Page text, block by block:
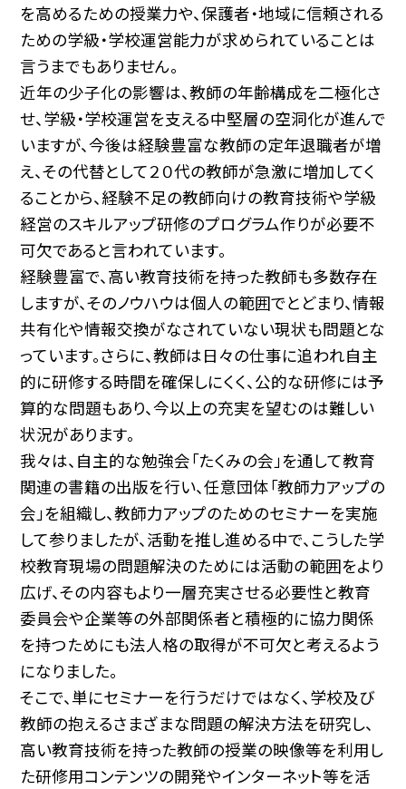
を高めるための授業力や、保護者・地域に信頼される
ための学級・学校運営能力が求められていることは
言うまでもありません。
近年の少子化の影響は、教師の年齢構成を二極化さ
せ、学級・学校運営を支える中堅層の空洞化が進んで
いますが、今後は経験豊富な教師の定年退職者が増
え、その代替として２０代の教師が急激に増加してく
ることから、経験不足の教師向けの教育技術や学級
経営のスキルアップ研修のプログラム作りが必要不
可欠であると言われています。
経験豊富で、高い教育技術を持った教師も多数存在
しますが、そのノウハウは個人の範囲でとどまり、情報
共有化や情報交換がなされていない現状も問題とな
っています。さらに、教師は日々の仕事に追われ自主
的に研修する時間を確保しにくく、公的な研修には予
算的な問題もあり、今以上の充実を望むのは難しい
状況があります。
我々は、自主的な勉強会「たくみの会」を通して教育
関連の書籍の出版を行い、任意団体「教師力アップの
会」を組織し、教師力アップのためのセミナーを実施
して参りましたが、活動を推し進める中で、こうした学
校教育現場の問題解決のためには活動の範囲をより
広げ、その内容もより一層充実させる必要性と教育
委員会や企業等の外部関係者と積極的に協力関係
を持つためにも法人格の取得が不可欠と考えるよう
になりました。
そこで、単にセミナーを行うだけではなく、学校及び
教師の抱えるさまざまな問題の解決方法を研究し、
高い教育技術を持った教師の授業の映像等を利用し
た研修用コンテンツの開発やインターネット等を活